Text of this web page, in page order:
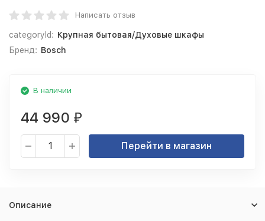
Написать отзыв
categoryId: Крупная бытовая/Духовые шкафы
Бренд: Bosch
В наличии
44 990 ₽
Перейти в магазин
Описание